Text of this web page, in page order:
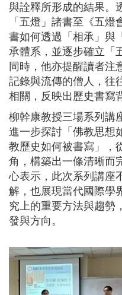
與詮釋所形成的結果。
「五燈」諸書至《五
書如何透過「相承」與
承體系，並逐步確立「
同時，他亦提醒讀者注
記錄與流傳的僧人，往
相關，反映出歷史書寫
柳幹康教授三場系列講
進一步探討「佛教思想
教歷史如何被書寫」，
角，構築出一條清晰而
心表示，此次系列講座
解，也展現當代國際學
究上的重要方法與趨勢
發與方向。